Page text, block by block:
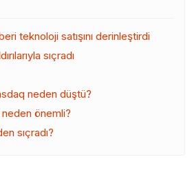
teknoloji satışını derinleştirdi
sıçradı
neden düştü?
önemli?
sıçradı?